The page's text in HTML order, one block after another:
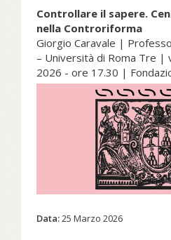
Controllare il sapere.
nella Controriforma
Giorgio Caravale |
– Università di Roma Tre |
2026 - ore 17.30 |
| Centro Studi Religiosi
La riscrittura di un
frutto di un
franco e aperto, tra
censore. Vi sono
l’impulso a
deriva da
Data:25 Marzo 2026